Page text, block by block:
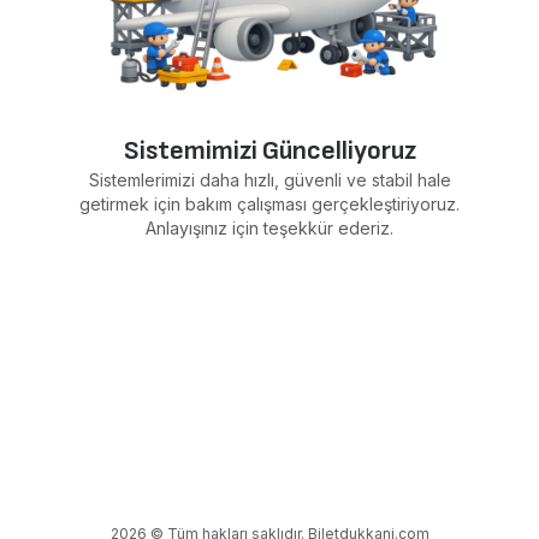
Sistemimizi Güncelliyoruz
Sistemlerimizi daha hızlı, güvenli ve stabil hale
getirmek için bakım çalışması gerçekleştiriyoruz.
Anlayışınız için teşekkür ederiz.
2026 © Tüm hakları saklıdır. Biletdukkani.com